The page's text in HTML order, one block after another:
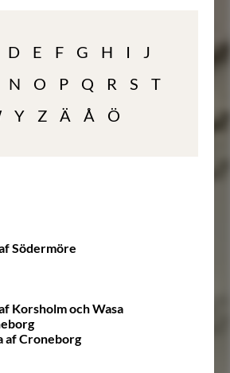
D E F G H I
J
N O P Q R S
T
Y Z Ä Å Ö
Södermöre
Korsholm och Wasa
af Croneborg